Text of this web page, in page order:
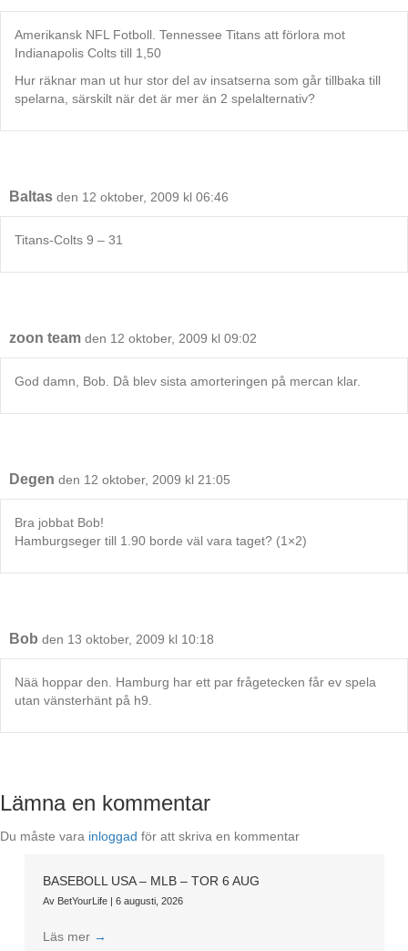
Amerikansk NFL Fotboll. Tennessee Titans att förlora mot
Indianapolis Colts till 1,50
Hur räknar man ut hur stor del av insatserna som går tillbaka till
spelarna, särskilt när det är mer än 2 spelalternativ?
Baltas den 12 oktober, 2009 kl 06:46
Titans-Colts 9 – 31
zoon team den 12 oktober, 2009 kl 09:02
God damn, Bob. Då blev sista amorteringen på mercan klar.
Degen den 12 oktober, 2009 kl 21:05
Bra jobbat Bob!
Hamburgseger till 1.90 borde väl vara taget? (1×2)
Bob den 13 oktober, 2009 kl 10:18
Nää hoppar den. Hamburg har ett par frågetecken får ev spela
utan vänsterhänt på h9.
Lämna en kommentar
Du måste vara inloggad för att skriva en kommentar
BASEBOLL USA – MLB – TOR 6 AUG
Av BetYourLife | 6 augusti, 2026
Läs mer →